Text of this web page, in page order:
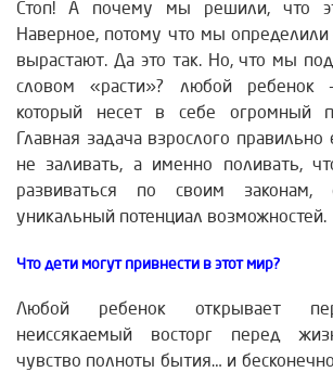
Стоп! А почему мы решили, что
Наверное, потому что мы определили
вырастают. Да это так. Но, что мы
словом «расти»? любой ребенок
который несет в себе огромный
Главная задача взрослого
не заливать, а именно поливать,
развиваться по своим законам,
уникальный потенциал возможностей.
Что дети могут привнести в этот мир?
Любой ребенок открывает
неиссякаемый восторг перед
чувство полноты бытия… и